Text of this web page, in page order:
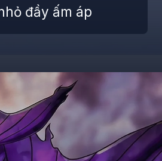
đầy ấm áp
anh-sasuke